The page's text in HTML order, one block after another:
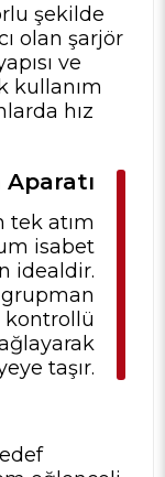
şekilde
olan şarjör
ve
kullanım
hız
Aparatı
tek atım
isabet
idealdir.
kontrollü
taşır.